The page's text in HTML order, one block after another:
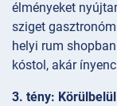
élményeket
sziget
helyi rum
kóstol, akár
3. tény: